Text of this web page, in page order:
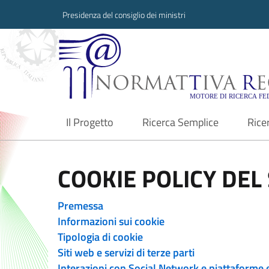
Presidenza del consiglio dei ministri
Normattiva
Il Progetto
current Ricerca Semplice
COOKIE POLICY
Premessa
Informazioni sui cookie
Tipologia di cookie
Siti web e servizi di terze parti